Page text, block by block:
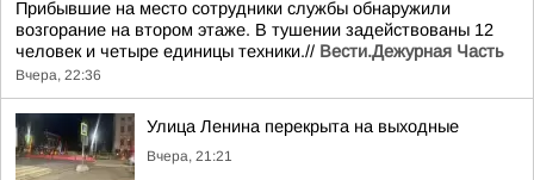
Прибывшие на место сотрудники службы обнаружили
возгорание на втором этаже. В тушении задействованы 12
человек и четыре единицы техники.// Вести.Дежурная Часть
Вчера, 22:36
Улица Ленина перекрыта на выходные
Вчера, 21:21